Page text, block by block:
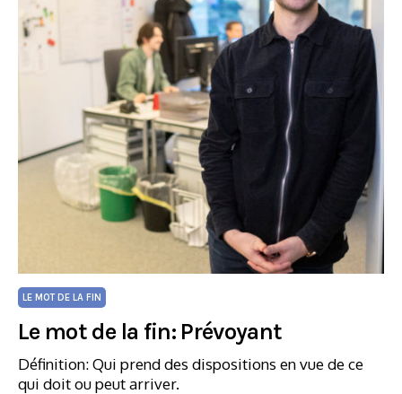
LE MOT DE LA FIN
Le mot de la fin: Prévoyant
Définition: Qui prend des dispositions en vue de ce
qui doit ou peut arriver.